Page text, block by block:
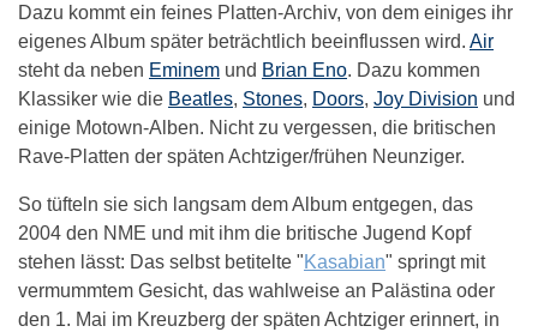
Dazu kommt ein feines Platten-Archiv, von dem einiges ihr
eigenes Album später beträchtlich beeinflussen wird. Air
steht da neben Eminem und Brian Eno. Dazu kommen
Klassiker wie die Beatles, Stones, Doors, Joy Division und
einige Motown-Alben. Nicht zu vergessen, die britischen
Rave-Platten der späten Achtziger/frühen Neunziger.
So tüfteln sie sich langsam dem Album entgegen, das
2004 den NME und mit ihm die britische Jugend Kopf
stehen lässt: Das selbst betitelte "Kasabian" springt mit
vermummtem Gesicht, das wahlweise an Palästina oder
den 1. Mai im Kreuzberg der späten Achtziger erinnert, in